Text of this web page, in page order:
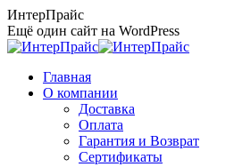
Перейти
к
содержанию
ИнтерПрайс
Ещё один сайт на WordPress
Главная
О компании
Доставка
Оплата
Гарантия и Возврат
Сертификаты